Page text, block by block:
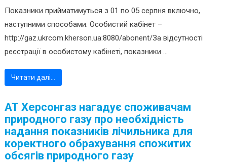
Показники прийматимуться з 01 по 05 серпня включно,
наступними способами: Особистий кабінет –
http://gaz.ukrcom.kherson.ua:8080/abonent/За відсутності
реєстрації в особистому кабінеті, показники ...
Читати далі…
АТ Херсонгаз нагадує споживачам
природного газу про необхідність
надання показників лічильника для
коректного обрахування спожитих
обсягів природного газу